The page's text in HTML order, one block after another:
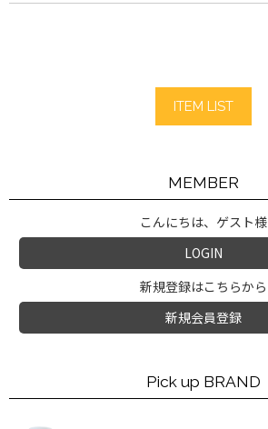
ITEM LIST
MEMBER
こんにちは、ゲスト様
LOGIN
新規登録はこちらから
新規会員登録
Pick up BRAND